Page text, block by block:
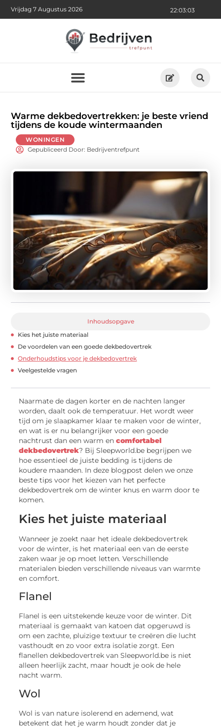
22:03:05
Vrijdag 7 Augustus 2026
Warme dekbedovertrekken: je beste vriend
tijdens de koude wintermaanden
WONINGEN
Gepubliceerd Door: Bedrijventrefpunt
Inhoudsopgave
Kies het juiste materiaal
De voordelen van een goede dekbedovertrek
Onderhoudstips voor je dekbedovertrek
Veelgestelde vragen
Naarmate de dagen korter en de nachten langer
worden, daalt ook de temperatuur. Het wordt weer
tijd om je slaapkamer klaar te maken voor de winter,
en wat is er nu belangrijker voor een goede
nachtrust dan een warm encomfortabel
dekbedovertrek? Bij Sleepworld.be begrijpen we
hoe essentieel de juiste bedding is tijdens de
koudere maanden. In deze blogpost delen we onze
beste tips voor het kiezen van het perfecte
dekbedovertrek om de winter knus en warm door te
komen.
Kies het juiste materiaal
Wanneer je zoekt naar het ideale dekbedovertrek
voor de winter, is het materiaal een van de eerste
zaken waar je op moet letten. Verschillende
materialen bieden verschillende niveaus van warmte
en comfort.
Flanel
Flanel is een uitstekende keuze voor de winter. Dit
materiaal is gemaakt van katoen dat opgeruwd is
om een zachte, pluizige textuur te creëren die lucht
vasthoudt en zo voor extra isolatie zorgt. Een
flanellen dekbedovertrek van Sleepworld.be is niet
alleen heerlijk zacht, maar houdt je ook de hele
nacht warm.
Wol
Wol is van nature isolerend en ademend, wat
betekent dat het je warm houdt zonder dat je